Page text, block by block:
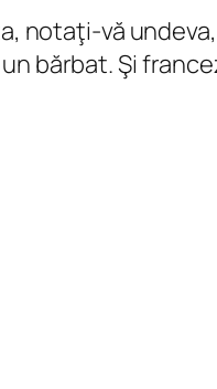
notaţi-vă
bărbat. Şi